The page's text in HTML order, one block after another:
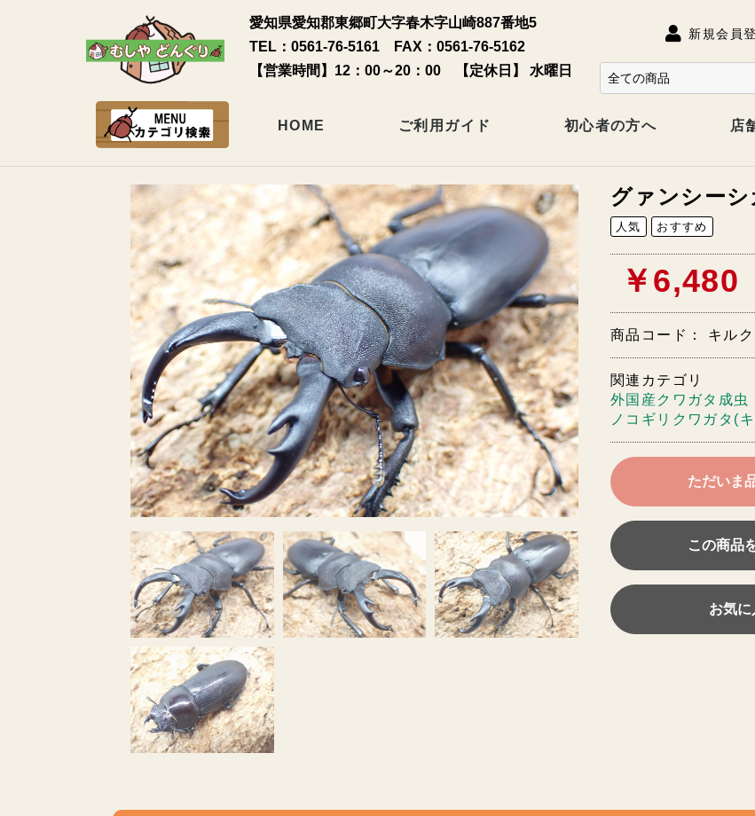
愛知県愛知郡東郷町大字春木字山崎887番地5
TEL：0561-76-5161 FAX：0561-76-5162
【営業時間】12：00～20：00 【定休日】 水曜日
新規会員
HOME ご利用ガイド 初心者の方へ 店
グァンシー
人気 おすすめ
￥6,480
商品コード： キル
関連カテゴリ
外国産クワガタ成虫
ノコギリクワガタ(
ただいま
この商品
お気に